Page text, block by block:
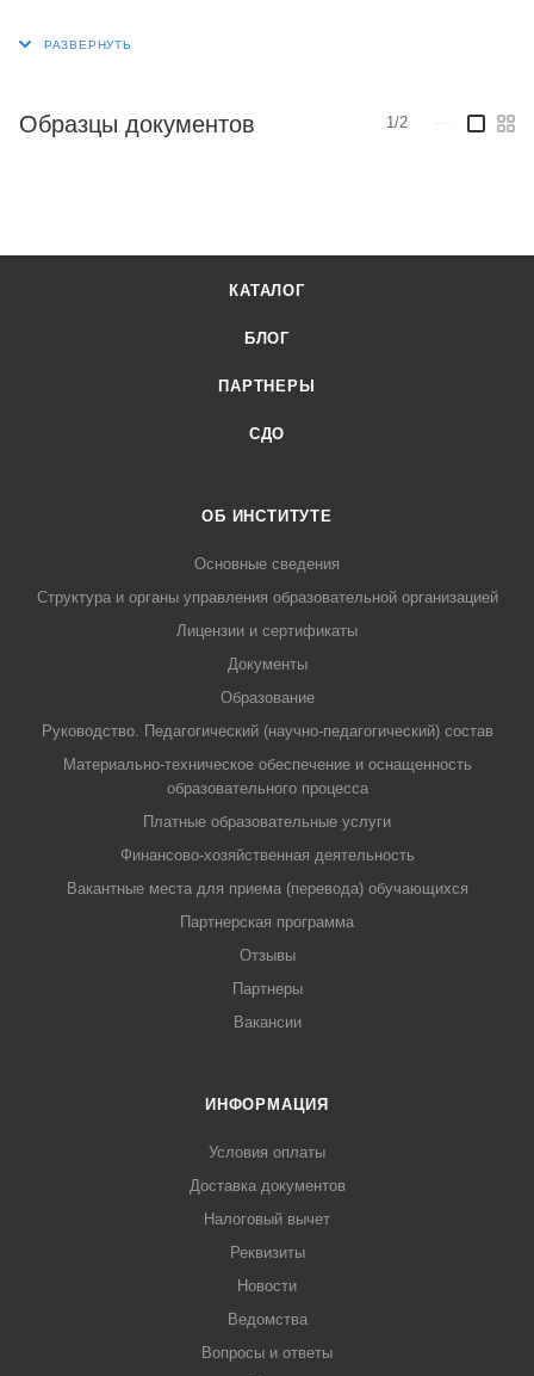
Образцы документов 1/2
КАТАЛОГ
БЛОГ
ПАРТНЕРЫ
СДО
ОБ ИНСТИТУТЕ
Основные сведения
Структура и органы управления образовательной организацией
Лицензии и сертификаты
Документы
Образование
Руководство. Педагогический (научно-педагогический) состав
Материально-техническое обеспечение и оснащенность
образовательного процесса
Платные образовательные услуги
Финансово-хозяйственная деятельность
Вакантные места для приема (перевода) обучающихся
Партнерская программа
Отзывы
Партнеры
Вакансии
ИНФОРМАЦИЯ
Условия оплаты
Доставка документов
Налоговый вычет
Реквизиты
Новости
Ведомства
Вопросы и ответы